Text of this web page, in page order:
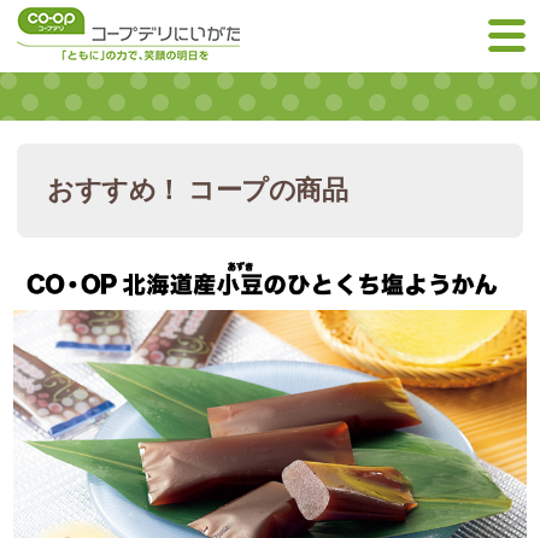
おすすめ！ コープの商品